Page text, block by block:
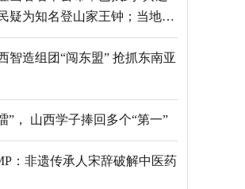
疑为知名登山家王钟；当地官
智造组团“闯东盟” 抢抓东南亚
”， 山西学子捧回多个“第一”
：非遗传承人宋辞破解中医药